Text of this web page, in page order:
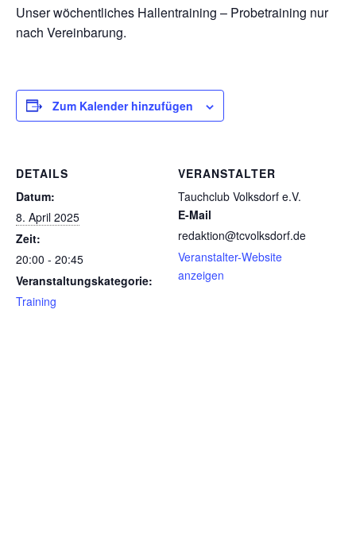
Unser wöchentliches Hallentraining – Probetraining nur
nach Vereinbarung.
Zum Kalender hinzufügen
DETAILS
Datum:
8. April 2025
Zeit:
20:00 - 20:45
Veranstaltungskategorie:
Training
VERANSTALTER
Tauchclub Volksdorf e.V.
E-Mail
redaktion@tcvolksdorf.de
Veranstalter-Website
anzeigen